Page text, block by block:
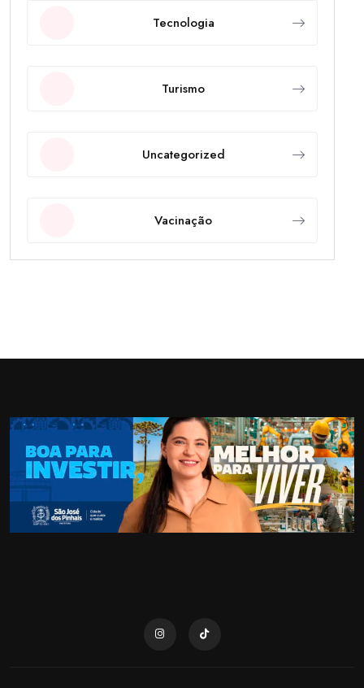
Tecnologia
Turismo
Uncategorized
Vacinação